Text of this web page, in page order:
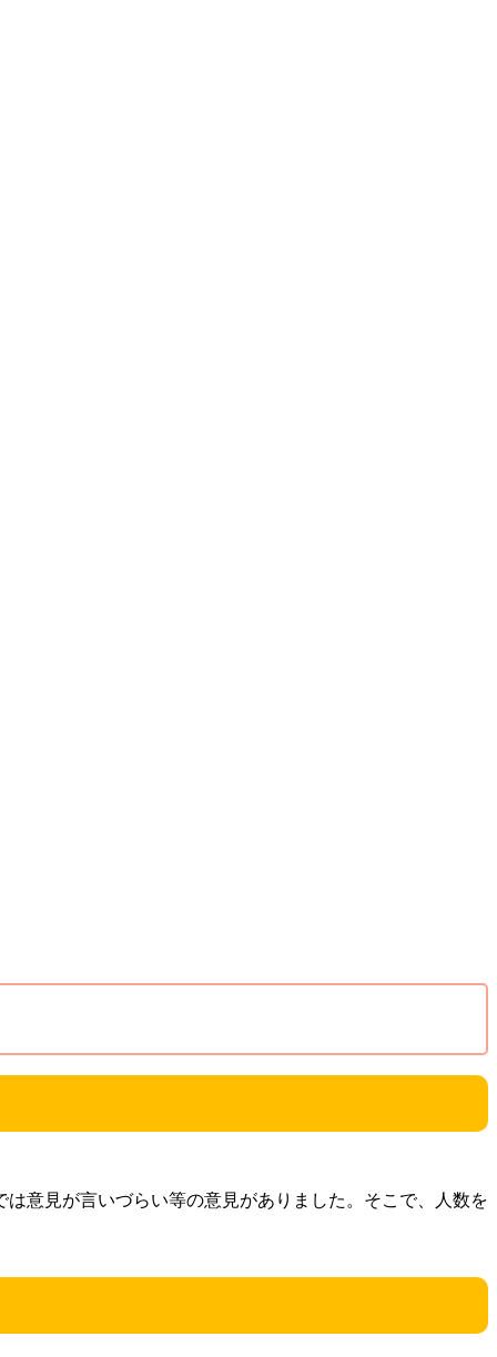
意見が言いづらい等の意見がありました。そこで、人数を